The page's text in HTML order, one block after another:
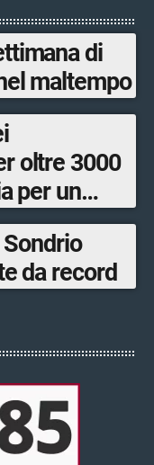
di
maltempo
oltre 3000
per un
da record